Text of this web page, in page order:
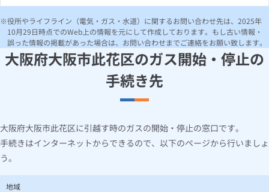
役所やライフライン（電気・ガス・水道）に関するお問い合わせ先は、2025年
10月29日時点でのWeb上の情報を元にして作成しております。もし古い情報・
誤った情報の掲載があった場合は、お問い合わせまでご連絡をお願い致します。
大阪府大阪市此花区のガス開始・停止の
手続き先
大阪府大阪市此花区に引越す時のガスの開始・停止の窓口です。
手続きはインターネットからできるので、以下のページから行いましょ
う。
地域